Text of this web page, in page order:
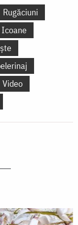
Rugăciuni
Icoane
Video